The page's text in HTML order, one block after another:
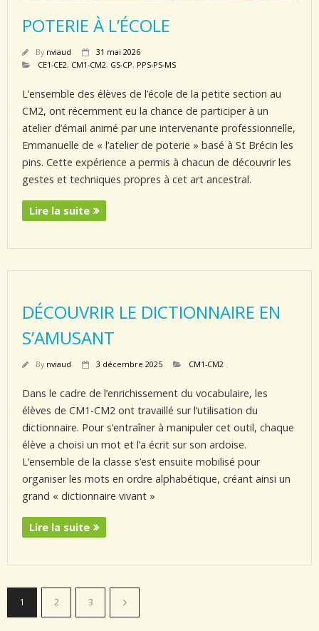
POTERIE À L’ÉCOLE
By nviaud
31 mai 2026
CE1-CE2, CM1-CM2, GS-CP, PPS-PS-MS
L’ensemble des élèves de l’école de la petite section au
CM2, ont récemment eu la chance de participer à un
atelier d’émail animé par une intervenante professionnelle,
Emmanuelle de « l’atelier de poterie » basé à St Brécin les
pins. Cette expérience a permis à chacun de découvrir les
gestes et techniques propres à cet art ancestral.
Lire la suite
DÉCOUVRIR LE DICTIONNAIRE EN
S’AMUSANT
By nviaud 3 décembre 2025 CM1-CM2
Dans le cadre de l’enrichissement du vocabulaire, les
élèves de CM1-CM2 ont travaillé sur l’utilisation du
dictionnaire. Pour s’entraîner à manipuler cet outil, chaque
élève a choisi un mot et l’a écrit sur son ardoise.
L’ensemble de la classe s’est ensuite mobilisé pour
organiser les mots en ordre alphabétique, créant ainsi un
grand « dictionnaire vivant »
Lire la suite
1 2 3